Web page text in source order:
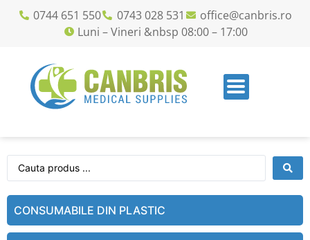
0744 651 550 0743 028 531
office@canbris.ro
Luni – Vineri &nbsp 08:00 – 17:00
CONSUMABILE DIN PLASTIC